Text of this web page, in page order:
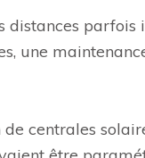
parfois
une
centrales